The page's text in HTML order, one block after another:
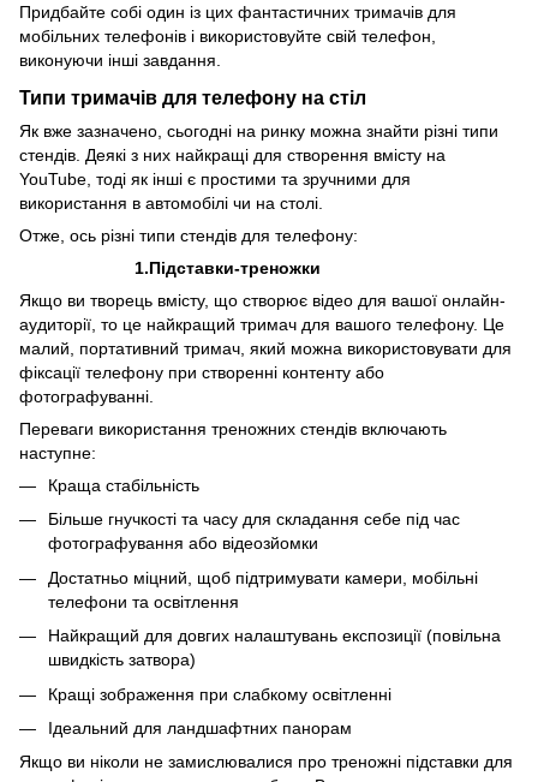
Придбайте собі один із цих фантастичних тримачів для
мобільних телефонів і використовуйте свій телефон,
виконуючи інші завдання.
Типи тримачів для телефону на стіл
Як вже зазначено, сьогодні на ринку можна знайти різні типи
стендів. Деякі з них найкращі для створення вмісту на
YouTube, тоді як інші є простими та зручними для
використання в автомобілі чи на столі.
Отже, ось різні типи стендів для телефону:
1.Підставки-треножки
Якщо ви творець вмісту, що створює відео для вашої онлайн-
аудиторії, то це найкращий тримач для вашого телефону. Це
малий, портативний тримач, який можна використовувати для
фіксації телефону при створенні контенту або
фотографуванні.
Переваги використання треножних стендів включають
наступне:
Краща стабільність
Більше гнучкості та часу для складання себе під час
фотографування або відеозйомки
Достатньо міцний, щоб підтримувати камери, мобільні
телефони та освітлення
Найкращий для довгих налаштувань експозиції (повільна
швидкість затвора)
Кращі зображення при слабкому освітленні
Ідеальний для ландшафтних панорам
Якщо ви ніколи не замислювалися про треножні підставки для